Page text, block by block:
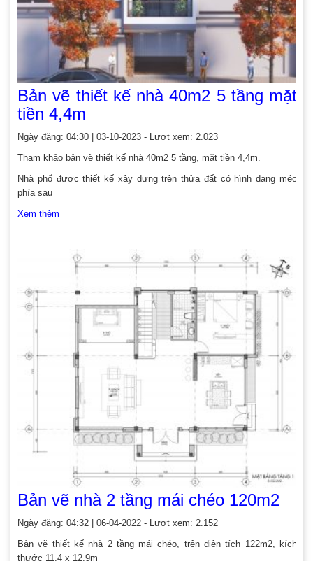
Bản vẽ thiết kế nhà 40m2 5 tầng mặt
tiền 4,4m
Ngày đăng: 04:30 | 03-10-2023 - Lượt xem: 2.023
Tham khảo bản vẽ thiết kế nhà 40m2 5 tầng, mặt tiền 4,4m.
Nhà phố được thiết kế xây dựng trên thửa đất có hình dạng méo
phía sau
Xem thêm
Bản vẽ nhà 2 tầng mái chéo 120m2
Ngày đăng: 04:32 | 06-04-2022 - Lượt xem: 2.152
Bản vẽ thiết kế nhà 2 tầng mái chéo, trên diện tích 122m2, kích
thước 11,4 x 12,9m